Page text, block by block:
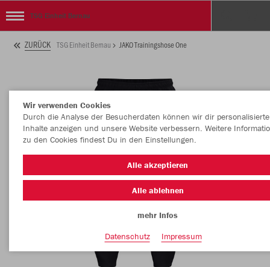
TSG Einheit Bernau
ZURÜCK TSG Einheit Bernau JAKO Trainingshose One
Wir verwenden Cookies
Durch die Analyse der Besucherdaten können wir dir personalisierte
Inhalte anzeigen und unsere Website verbessern. Weitere
zu den Cookies findest Du in den Einstellungen.
Alle akzeptieren
Alle ablehnen
mehr Infos
Datenschutz
Impressum